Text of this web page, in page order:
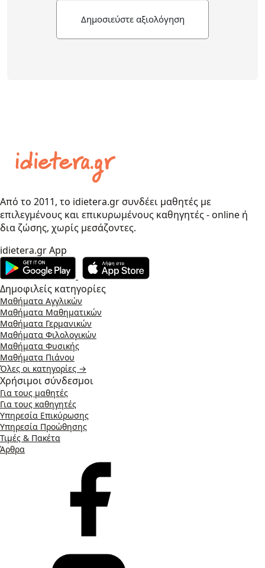
Δημοσιεύστε αξιολόγηση
Από το 2011, το idietera.gr συνδέει μαθητές με
επιλεγμένους και επικυρωμένους καθηγητές - online ή
δια ζώσης, χωρίς μεσάζοντες.
idietera.gr App
Δημοφιλείς κατηγορίες
Μαθήματα Αγγλικών
Μαθήματα Μαθηματικών
Μαθήματα Γερμανικών
Μαθήματα Φιλολογικών
Μαθήματα Φυσικής
Μαθήματα Πιάνου
Όλες οι κατηγορίες →
Χρήσιμοι σύνδεσμοι
Για τους μαθητές
Για τους καθηγητές
Υπηρεσία Επικύρωσης
Υπηρεσία Προώθησης
Τιμές & Πακέτα
Άρθρα